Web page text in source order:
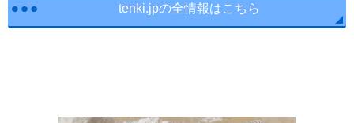
tenki.jpの全情報はこちら